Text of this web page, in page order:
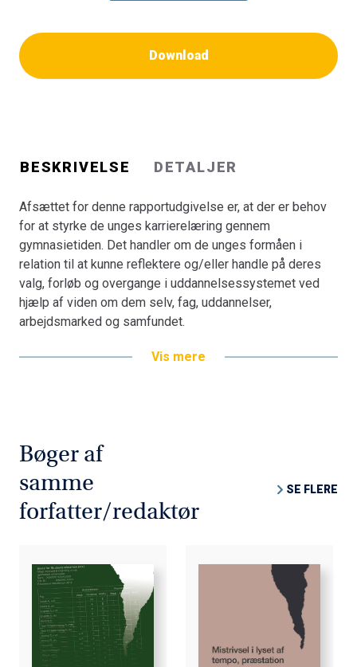
Download
BESKRIVELSE DETALJER
Afsættet for denne rapportudgivelse er, at der er behov
for at styrke de unges karrierelæring gennem
gymnasietiden. Det handler om de unges formåen i
relation til at kunne reflektere og/eller handle på deres
valg, forløb og overgange i uddannelsessystemet ved
hjælp af viden om dem selv, fag, uddannelser,
arbejdsmarked og samfundet.
Vis mere
Bøger af
samme
forfatter/redaktør
SE FLERE